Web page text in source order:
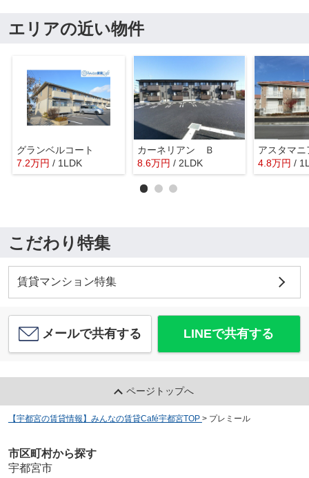
エリアの近い物件
グランベルコート
7.2万円 / 1LDK
カーネリアン Ｂ
8.6万円 / 2LDK
アスタマ
4.8万円 /
こだわり特集
賃貸マンション特集
メールで共有する LINEで共有する
ページトップへ
【宇都宮の賃貸情報】みんなの賃貸Café宇都宮TOP > プレミール
市区町村から探す
宇都宮市